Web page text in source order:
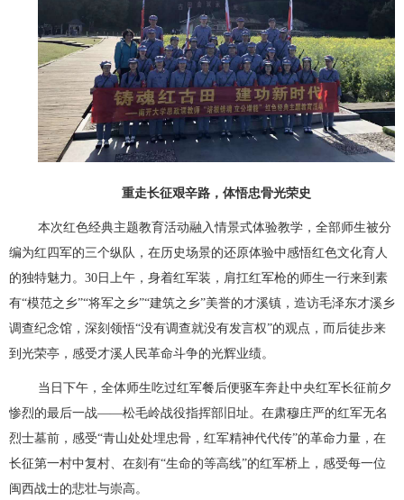
重走长征艰辛路，体悟忠骨光荣史
本次红色经典主题教育活动融入情景式体验教学，全部师生被分
编为红四军的三个纵队，在历史场景的还原体验中感悟红色文化育人
的独特魅力。30日上午，身着红军装，肩扛红军枪的师生一行来到素
有“模范之乡”“将军之乡”“建筑之乡”美誉的才溪镇，造访毛泽东才溪乡
调查纪念馆，深刻领悟“没有调查就没有发言权”的观点，而后徒步来
到光荣亭，感受才溪人民革命斗争的光辉业绩。
当日下午，全体师生吃过红军餐后便驱车奔赴中央红军长征前夕
惨烈的最后一战——松毛岭战役指挥部旧址。在肃穆庄严的红军无名
烈士墓前，感受“青山处处埋忠骨，红军精神代代传”的革命力量，在
长征第一村中复村、在刻有“生命的等高线”的红军桥上，感受每一位
闽西战士的悲壮与崇高。